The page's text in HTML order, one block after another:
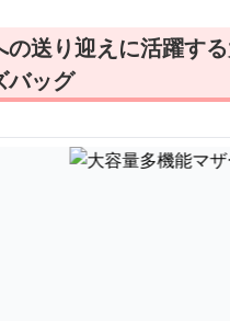
の送り迎えに活躍す
バッグ